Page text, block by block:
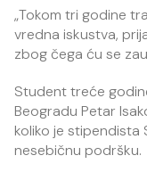
„Tokom tri godine
vredna iskustva,
zbog čega ću se
Student treće
Beogradu Petar
koliko je stipendista
nesebičnu podršku.